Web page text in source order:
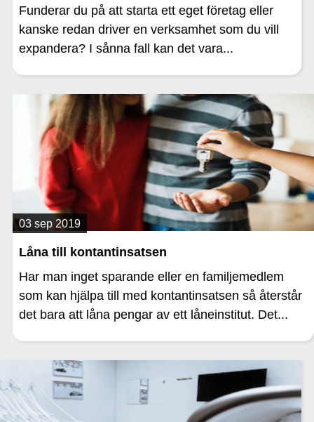
Funderar du på att starta ett eget företag eller
kanske redan driver en verksamhet som du vill
expandera? I sånna fall kan det vara...
03 sep 2019
Låna till kontantinsatsen
Har man inget sparande eller en familjemedlem
som kan hjälpa till med kontantinsatsen så återstår
det bara att låna pengar av ett låneinstitut. Det...